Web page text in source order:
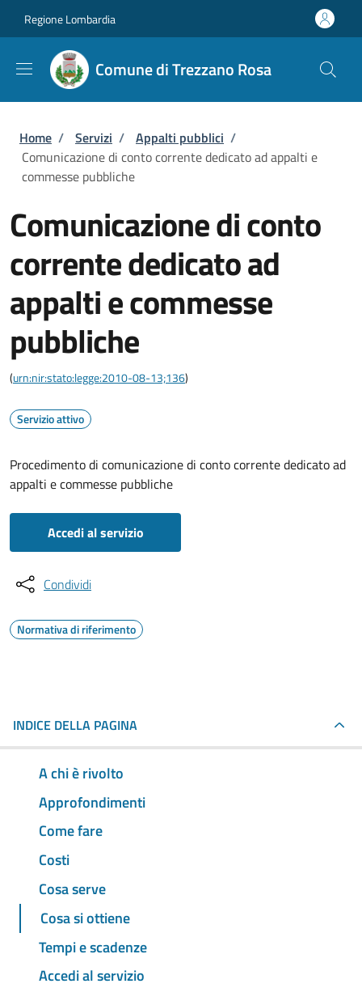
Regione Lombardia
Comune di Trezzano Rosa
Briciole di pane
Home / Servizi / Appalti pubblici /
Comunicazione di conto corrente dedicato ad appalti e
commesse pubbliche
Comunicazione di conto
corrente dedicato ad
appalti e commesse
pubbliche
(urn:nir:stato:legge:2010-08-13;136)
Servizio attivo
Procedimento di comunicazione di conto corrente dedicato ad
appalti e commesse pubbliche
Accedi al servizio
Condividi
Normativa di riferimento
INDICE DELLA PAGINA
A chi è rivolto
Approfondimenti
Come fare
Costi
Cosa serve
Cosa si ottiene
Tempi e scadenze
Accedi al servizio